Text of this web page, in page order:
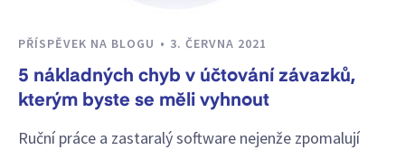
PŘÍSPĚVEK NA BLOGU 3. ČERVNA 2021
5 nákladných chyb v účtování závazků,
kterým byste se měli vyhnout
Ruční práce a zastaralý software nejenže zpomalují